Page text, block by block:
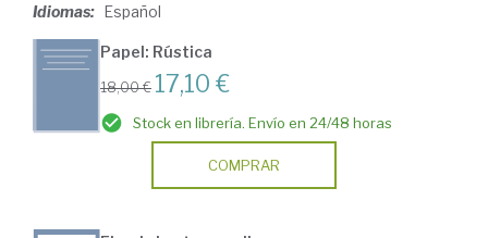
Idiomas: Español
Papel: Rústica
18,00 € 17,10 €
Stock en librería. Envío en 24/48 horas
COMPRAR